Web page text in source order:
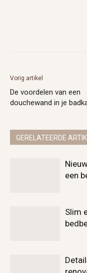
Vorig artikel
De voordelen van een
douchewand in je
GERELATEERDE
een
Slim